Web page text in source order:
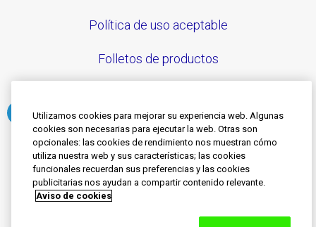
Política de uso aceptable
Folletos de productos
Síguenos
© 2020-2023 Grupo de empresas Haleon. Todos los
derechos reservados.
Utilizamos cookies para mejorar su experiencia web. Algunas
cookies son necesarias para ejecutar la web. Otras son
opcionales: las cookies de rendimiento nos muestran cómo
utiliza nuestra web y sus características; las cookies
funcionales recuerdan sus preferencias y las cookies
publicitarias nos ayudan a compartir contenido relevante.
Aviso de cookies